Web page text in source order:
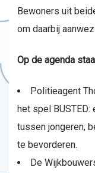
Bewoners uit
om daarbij
Op de agenda
Politieagent
het spel
tussen jongeren,
te bevorderen.
De